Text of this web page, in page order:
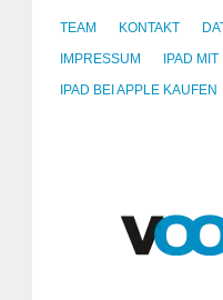
TEAM KONTAKT
IMPRESSUM
IPAD
IPAD BEI APPLE KAUFEN